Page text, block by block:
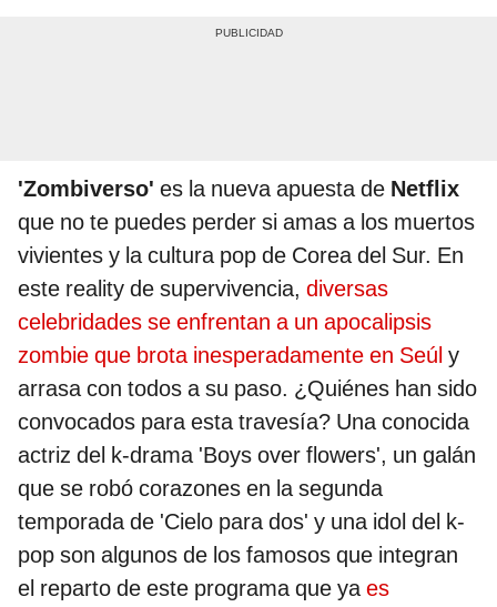
'Zombiverso' es la nueva apuesta de Netflix
que no te puedes perder si amas a los muertos
vivientes y la cultura pop de Corea del Sur. En
este reality de supervivencia, diversas
celebridades se enfrentan a un apocalipsis
zombie que brota inesperadamente en Seúl y
arrasa con todos a su paso. ¿Quiénes han sido
convocados para esta travesía? Una conocida
actriz del k-drama 'Boys over flowers', un galán
que se robó corazones en la segunda
temporada de 'Cielo para dos' y una idol del k-
pop son algunos de los famosos que integran
el reparto de este programa que yaes